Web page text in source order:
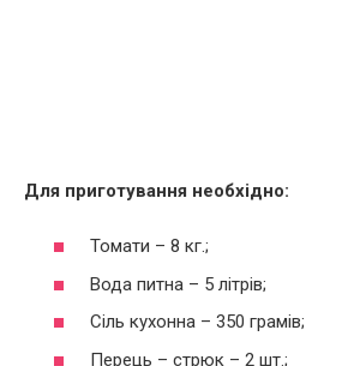
Для приготування необхідно:
Томати – 8 кг.;
Вода питна – 5 літрів;
Сіль кухонна – 350 грамів;
Перець – стрюк – 2 шт.;